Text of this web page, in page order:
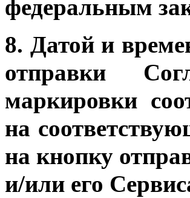
федеральным
8. Датой и
отправки
маркировки
на
на кнопку
и/или его